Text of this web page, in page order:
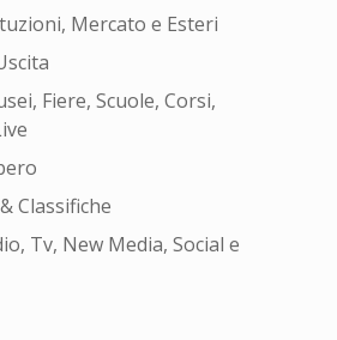
Mercato e Esteri
Fiere, Scuole, Corsi,
Classifiche
Tv, New Media, Social e